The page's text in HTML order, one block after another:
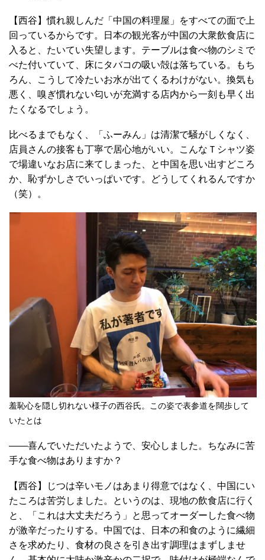
【西谷】慣れ親しんだ「中国の料理屋」をすべての面で上
回っているからです。日本の観光客が中国の大衆飲食店に
入ると、たいてい失望します。テーブルは食べ物のシミで
べた付いていて、床にタバコの吸い殻は落ちている。もち
ろん、こうして冷たいお水が出てくるわけがない。換気も
悪く、嗅ぎ慣れない匂いが充満する店内から一刻も早く出
たくなるでしょう。
比べるまでもなく、「ふーみん」は清潔で騒がしくなく、
店員さんの接客も丁寧で居心地がいい。こんなＴシャツ姿
で場違いなお店に来てしまった、と中国を思い出すどころ
か、恥ずかしさでいっぱいです。どうしてくれるんですか
（笑）。
羞恥心を隠し切れない様子の西谷氏。この姿で表参道を闊歩して
いたとは
――喜んでいただいたようで、安心しました。ちなみに苦
手な食べ物はありますか？
【西谷】じつは辛いモノはあまり得意ではなく、中国にい
たころは苦労しました。というのは、現地の飲食店に行く
と、「これは大丈夫だろう」と思ってオーダーした食べ物
が激辛だったりする。中国では、日本の和食のように繊細
さを求めたり、食材の良さを引き出す調理はまずしませ